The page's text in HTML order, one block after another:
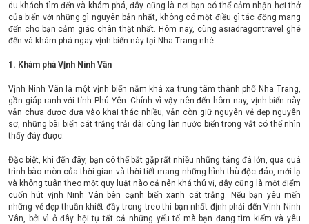
du khách tìm đến và khám phá, đây cũng là nơi bạn có thể cảm nhận hơi thở
của biển với những gì nguyên bản nhất, không có một điều gì tác động mang
đến cho bạn cảm giác chân thật nhất. Hôm nay, cùng asiadragontravel ghé
đến và khám phá ngay vịnh biển này tại Nha Trang nhé.
1. Khám phá Vịnh Ninh Vân
Vịnh Ninh Vân là một vịnh biển nằm khá xa trung tâm thành phố Nha Trang,
gần giáp ranh với tỉnh Phú Yên. Chính vì vậy nên đến hôm nay, vịnh biển này
vẫn chưa được đưa vào khai thác nhiều, vẫn còn giữ nguyên vẻ đẹp nguyên
sơ, những bãi biển cát trắng trải dài cùng làn nước biển trong vắt có thể nhìn
thấy đáy được.
Đặc biệt, khi đến đây, bạn có thể bắt gặp rất nhiều những tảng đá lớn, qua quá
trình bào mòn của thời gian và thời tiết mang những hình thù độc đáo, mới lạ
và không tuân theo một quy luật nào cả nên khá thú vị, đây cũng là một điểm
cuốn hút vịnh Ninh Vân bên cạnh biển xanh cát trắng. Nếu bạn yêu mến
những vẻ đẹp thuần khiết đầy trong treo thì bạn nhất định phải đến Vịnh Ninh
Vân, bởi vì ở đây hội tụ tất cả những yếu tố mà bạn đang tìm kiếm và yêu